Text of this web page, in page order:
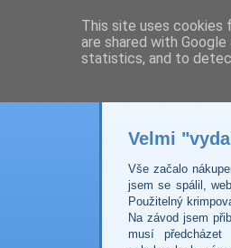
Velmi
Vše začalo
jsem se spálil,
Použitelný
Na závod jsem
musí
This site uses cookies
are shared with
statistics, and to